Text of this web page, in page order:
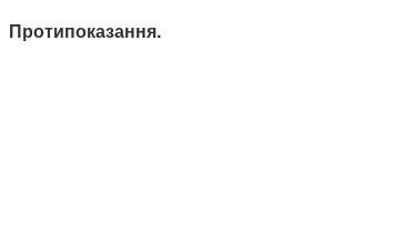
Протипоказання.